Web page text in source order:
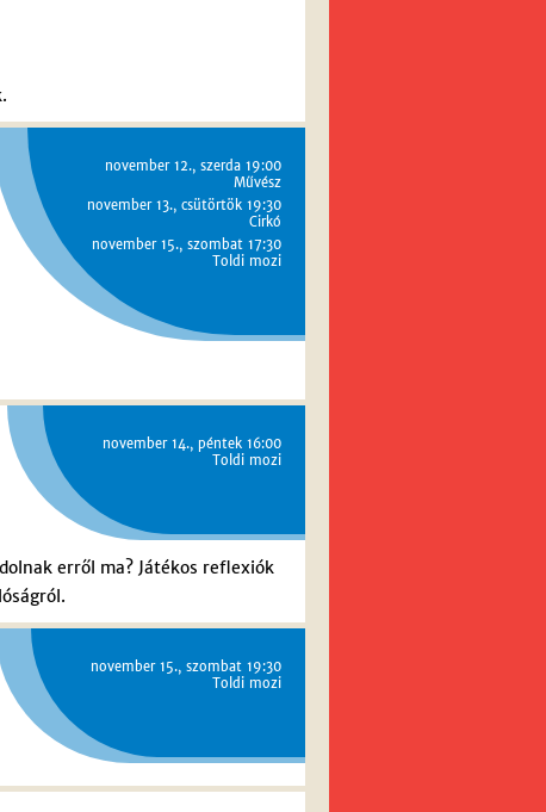
november 12., szerda 19:00
Művész
november 13., csütörtök 19:30
Cirkó
november 15., szombat 17:30
Toldi mozi
november 14., péntek 16:00
Toldi mozi
erről ma? Játékos reflexiók
november 15., szombat 19:30
Toldi mozi